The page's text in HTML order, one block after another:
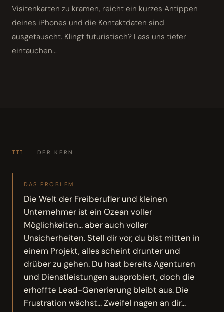
Visitenkarten zu kramen, reicht ein kurzes Antippen
deines iPhones und die Kontaktdaten sind
ausgetauscht. Klingt futuristisch? Lass uns tiefer
eintauchen...
III DER KERN
DAS PROBLEM
Die Welt der Freiberufler und kleinen
Unternehmer ist ein Ozean voller
Möglichkeiten... aber auch voller
Unsicherheiten. Stell dir vor, du bist mitten in
einem Projekt, alles scheint drunter und
drüber zu gehen. Du hast bereits Agenturen
und Dienstleistungen ausprobiert, doch die
erhoffte Lead-Generierung bleibt aus. Die
Frustration wächst... Zweifel nagen an dir...